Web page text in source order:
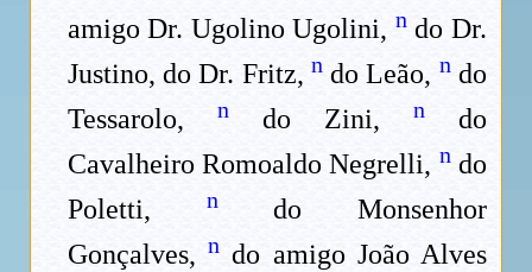
amigo Dr. Ugolino Ugolini, ndo Dr.
Justino, do Dr. Fritz, ndo Leão, ndo
Tessarolo, n do Zini, ndo
Cavalheiro Romoaldo Negrelli, ndo
Poletti,
ndo Monsenhor
Gonçalves,n do amigo João Alves